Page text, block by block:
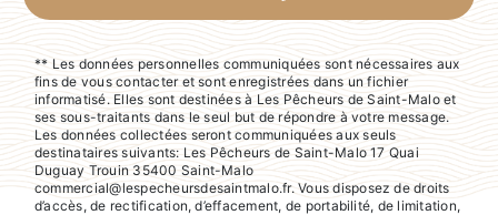
** Les données personnelles communiquées sont nécessaires aux
fins de vous contacter et sont enregistrées dans un fichier
informatisé. Elles sont destinées à Les Pêcheurs de Saint-Malo et
ses sous-traitants dans le seul but de répondre à votre message.
Les données collectées seront communiquées aux seuls
destinataires suivants: Les Pêcheurs de Saint-Malo 17 Quai
Duguay Trouin 35400 Saint-Malo
commercial@lespecheursdesaintmalo.fr. Vous disposez de droits
d’accès, de rectification, d’effacement, de portabilité, de limitation,